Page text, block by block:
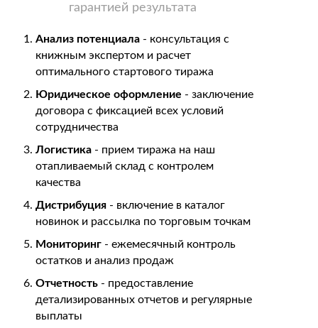
гарантией результата
Анализ потенциала - консультация с
книжным экспертом и расчет
оптимального стартового тиража
Юридическое оформление - заключение
договора с фиксацией всех условий
сотрудничества
Логистика - прием тиража на наш
отапливаемый склад с контролем
качества
Дистрибуция - включение в каталог
новинок и рассылка по торговым точкам
Мониторинг - ежемесячный контроль
остатков и анализ продаж
Отчетность - предоставление
детализированных отчетов и регулярные
выплаты